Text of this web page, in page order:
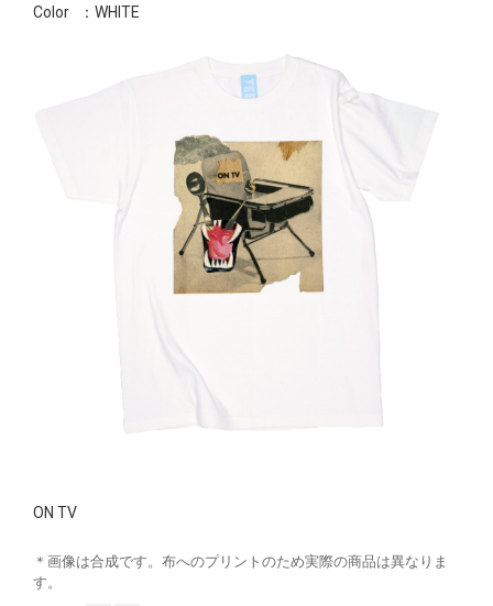
Color
：WHITE
ON TV
＊画像は合成です。布へのプリントのため実際の商品は異なりま
す。